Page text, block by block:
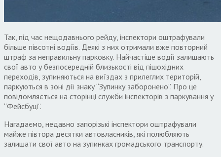
Так, під час нещодавнього рейду, інспектори оштрафували
більше півсотні водіїв. Деякі з них отримали вже повторний
штраф за неправильну парковку. Найчастіше водії залишають
свої авто у безпосередній близькості від пішохідних
переходів, зупиняються на виїздах з прилеглих територій,
паркуються в зоні дії знаку “Зупинку заборонено”. Про це
повідомляється на сторінці служби інспекторів з паркування у
“Фейсбуці”.
Нагадаємо, недавно запорізькі інспектори оштрафували
майже півтора десятки автовласників, які полюбляють
залишати свої авто на зупинках громадського транспорту.